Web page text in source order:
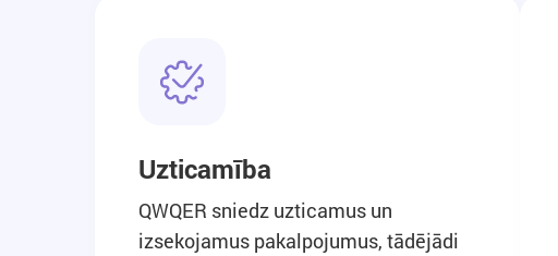
Uzticamība
QWQER sniedz uzticamus un
izsekojamus pakalpojumus, tādējādi